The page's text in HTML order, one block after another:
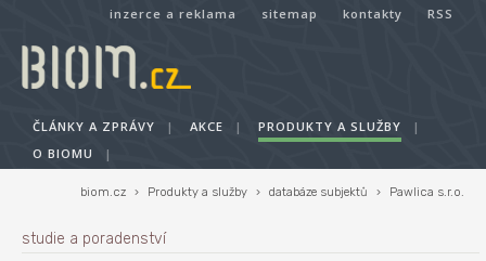
inzerce a reklama sitemap kontakty RSS
ČLÁNKY A ZPRÁVY | AKCE | PRODUKTY A SLUŽBY
|
O BIOMU
|
biom.cz › Produkty a služby › databáze subjektů › Pawlica s.r.o.
studie a poradenství